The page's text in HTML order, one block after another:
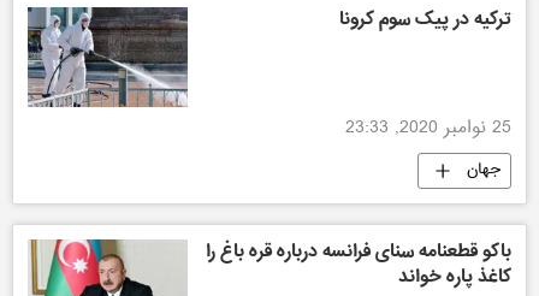
ترکیه در پیک سوم کرونا
25 نوامبر 2020, 23:33
جهان
باکو قطعنامه سنای فرانسه درباره قره باغ را
کاغذ پاره خواند